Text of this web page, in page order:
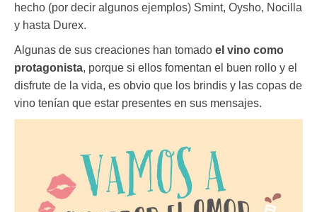
hecho (por decir algunos ejemplos) Smint, Oysho, Nocilla
y hasta Durex.
Algunas de sus creaciones han tomado el vino como
protagonista, porque si ellos fomentan el buen rollo y el
disfrute de la vida, es obvio que los brindis y las copas de
vino tenían que estar presentes en sus mensajes.